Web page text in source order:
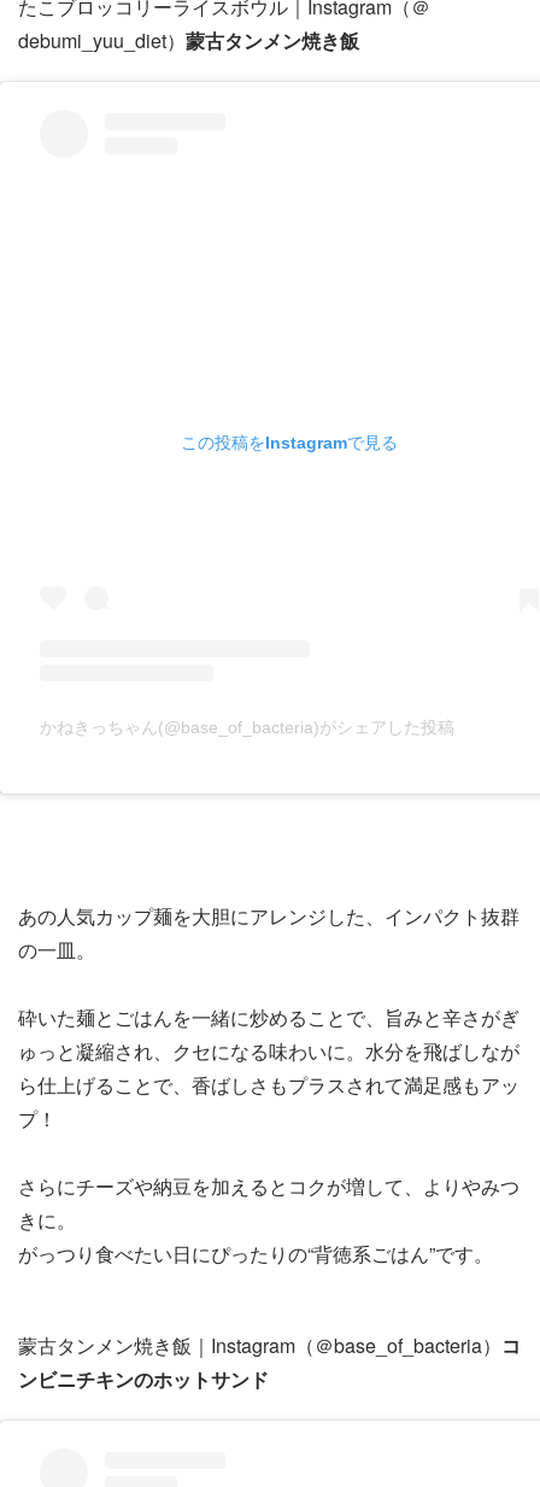
たこブロッコリーライスボウル｜Instagram（＠
debumi_yuu_diet） 蒙古タンメン焼き飯
この投稿をInstagramで見る
かねきっちゃん(@base_of_bacteria)がシェアした投稿
あの人気カップ麺を大胆にアレンジした、インパクト抜群
の一皿。
砕いた麺とごはんを一緒に炒めることで、旨みと辛さがぎ
ゅっと凝縮され、クセになる味わいに。水分を飛ばしなが
ら仕上げることで、香ばしさもプラスされて満足感もアッ
プ！
さらにチーズや納豆を加えるとコクが増して、よりやみつ
きに。
がっつり食べたい日にぴったりの“背徳系ごはん”です。
蒙古タンメン焼き飯｜Instagram（＠base_of_bacteria） コ
ンビニチキンのホットサンド